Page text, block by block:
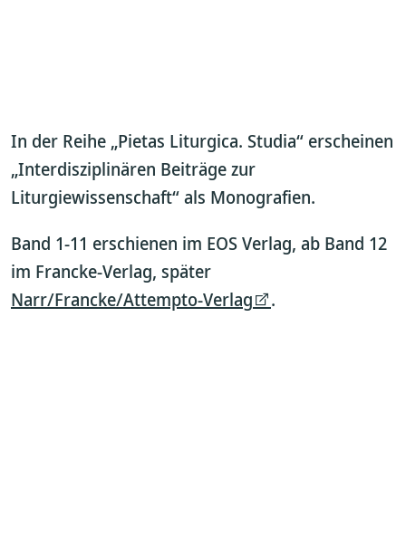
In der Reihe „Pietas Liturgica. Studia“ erscheinen
„Interdisziplinären Beiträge zur
Liturgiewissenschaft“ als Monografien.
Band 1-11 erschienen im EOS Verlag, ab Band 12
im Francke-Verlag, später
Narr/Francke/Attempto-Verlag
.